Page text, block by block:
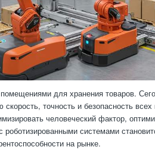
для хранения товаров.
точность и безопасность
человеческий фактор,
системами
на рынке.